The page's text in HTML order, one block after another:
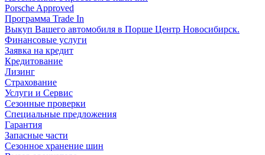
Porsche Approved
Программа Trade In
Выкуп Вашего автомобиля в Порше Центр Новосибирск.
Финансовые услуги
Заявка на кредит
Кредитование
Лизинг
Страхование
Услуги и Сервис
Сезонные проверки
Специальные предложения
Гарантия
Запасные части
Сезонное хранение шин